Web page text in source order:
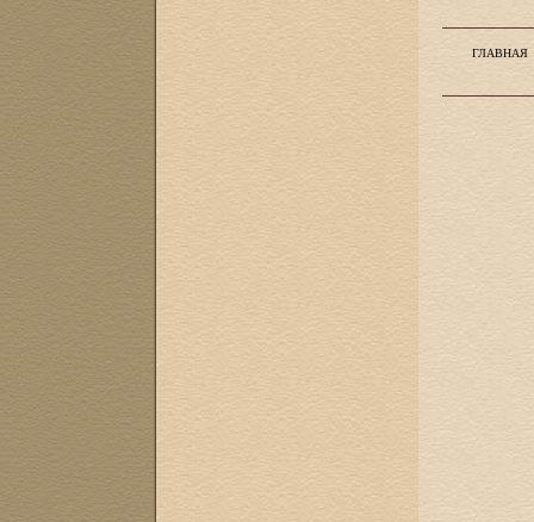
ГЛАВНАЯ